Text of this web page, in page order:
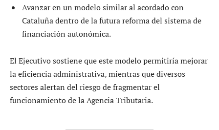
Avanzar en un modelo similar al acordado con
Cataluña dentro de la futura reforma del sistema de
financiación autonómica.
El Ejecutivo sostiene que este modelo permitiría mejorar
la eficiencia administrativa, mientras que diversos
sectores alertan del riesgo de fragmentar el
funcionamiento de la Agencia Tributaria.